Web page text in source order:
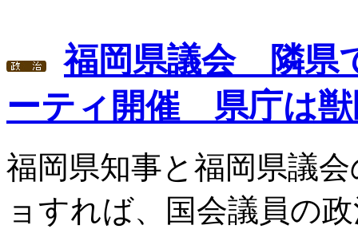
福岡県議会 隣県
ーティ開催 県庁は獣
福岡県知事と福岡県議
ョすれば、国会議員の